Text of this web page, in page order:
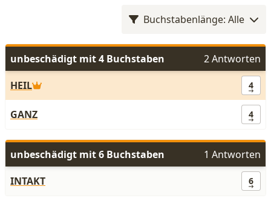
Buchstabenlänge: Alle
unbeschädigt mit 4 Buchstaben
2 Antworten
HEIL
4
GANZ 4
unbeschädigt mit 6 Buchstaben
1 Antworten
INTAKT
6